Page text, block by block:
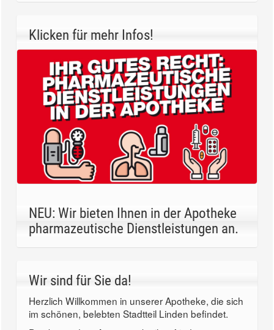
Klicken für mehr Infos!
NEU: Wir bieten Ihnen in der Apotheke
pharmazeutische Dienstleistungen an.
Wir sind für Sie da!
Herzlich Willkommen in unserer Apotheke, die sich
im schönen, belebten Stadtteil Linden befindet.